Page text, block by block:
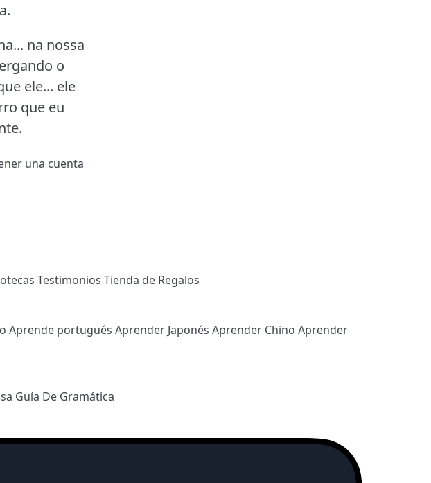
na nossa
o
ele... ele
que eu
una cuenta
Testimonios Tienda de Regalos
Aprende portugués Aprender Japonés Aprender Chino Aprender
Guía De Gramática